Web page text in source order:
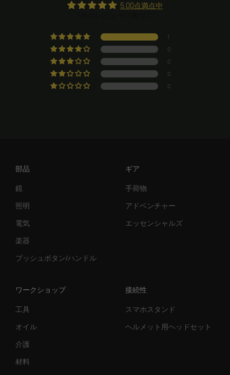
5.00点満点中
1
0
0
0
0
部品
鏡
照明
電気
楽器
プッシュボタン/ハンドル
ギア
手荷物
アドベンチャー
エッセンシャルズ
ワークショップ
工具
オイル
介護
材料
接続性
スマホスタンド
ヘルメット用ヘッドセット